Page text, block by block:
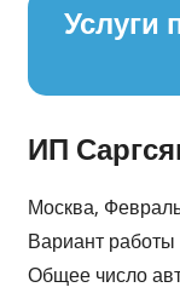
Услуги
ИП
Москва,
Вариант
Общее число